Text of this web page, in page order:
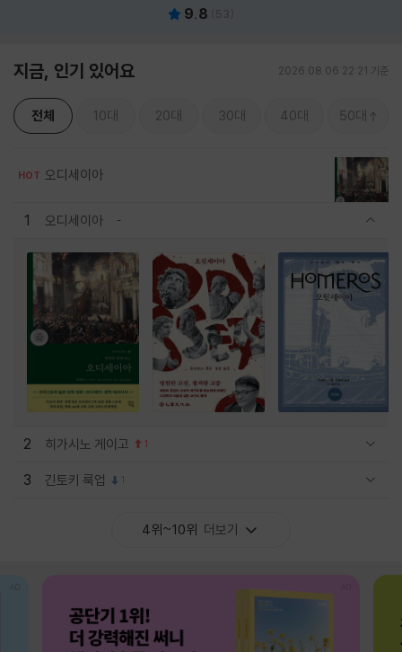
9.8 (53)
지금, 인기 있어요 2026.08.06 22:21 기준
전체 10대 20대 30대 40대 50대
HOT 오디세이아
1 오디세이아
2 히가시노 게이고 1
3 긴토키 룩업 1
4위~10위 더보기